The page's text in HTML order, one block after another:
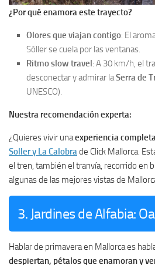
¿Por qué enamora este trayecto?
Olores que viajan contigo: El
Sóller se cuela por las ventanas.
Ritmo slow travel: A 30 km/h, el
desconectar y admirar laSerra de
UNESCO).
Nuestra recomendación experta:
¿Quieres vivir unaexperiencia completa
Soller y La Calobra de Click Mallorca.
el tren, también el tranvía, recorrido en
algunas de las mejores vistas de
3. Jardines de Alfabia:
Hablar de primavera en Mallorca es
despiertan, pétalos que enamoran y